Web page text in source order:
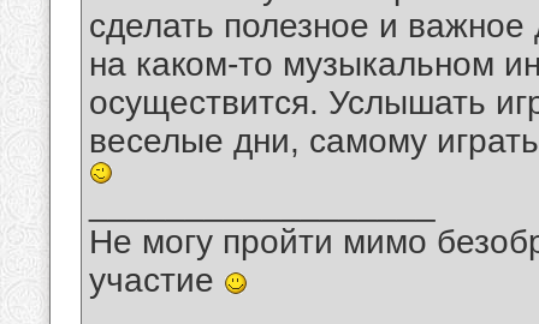
сделать полезное и важное
на каком-то музыкальном
осуществится. Услышать
веселые дни, самому
Не могу пройти мимо
участие